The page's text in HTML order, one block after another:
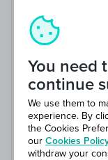
You need
continue
We use them to
experience. By
the Cookies
our Cookies
withdraw your